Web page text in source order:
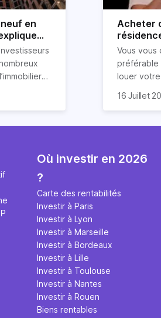
en
à choisir
cet
Acheter
règle
révélée
Vous vous
préférable
louer
expert en
règle
ce secret
l'argent
principale
études et
16 Juillet
Où investir en 2026
?
Carte des rentabilités
Investir à Paris
Investir à Lyon
Investir à Marseille
Investir à Bordeaux
Investir à Lille
Investir à Toulouse
Investir à Nantes
Investir à Rouen
Biens rentables